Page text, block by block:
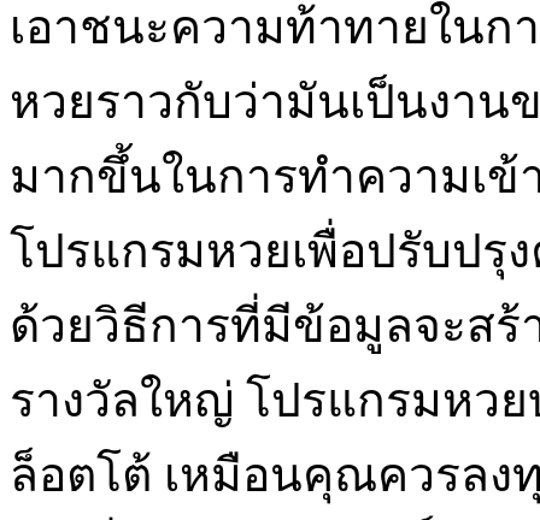
เอาชนะความท้าทายใน
หวยราวกับว่ามันเป็นงาน
มากขึ้นในการทำความเข้
โปรแกรมหวยเพื่อปรับปรุ
ด้วยวิธีการที่มีข้อมูลจะส
รางวัลใหญ่ โปรแกรมหว
ล็อตโต้ เหมือนคุณควรลง